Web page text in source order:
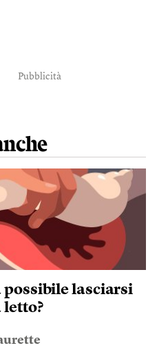
Pubblicità
possibile lasciarsi
letto?